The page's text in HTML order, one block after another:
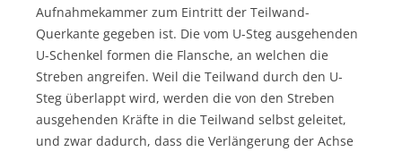
Aufnahmekammer zum Eintritt der Teilwand-
Querkante gegeben ist. Die vom U-Steg ausgehenden
U-Schenkel formen die Flansche, an welchen die
Streben angreifen. Weil die Teilwand durch den U-
Steg überlappt wird, werden die von den Streben
ausgehenden Kräfte in die Teilwand selbst geleitet,
und zwar dadurch, dass die Verlängerung der Achse